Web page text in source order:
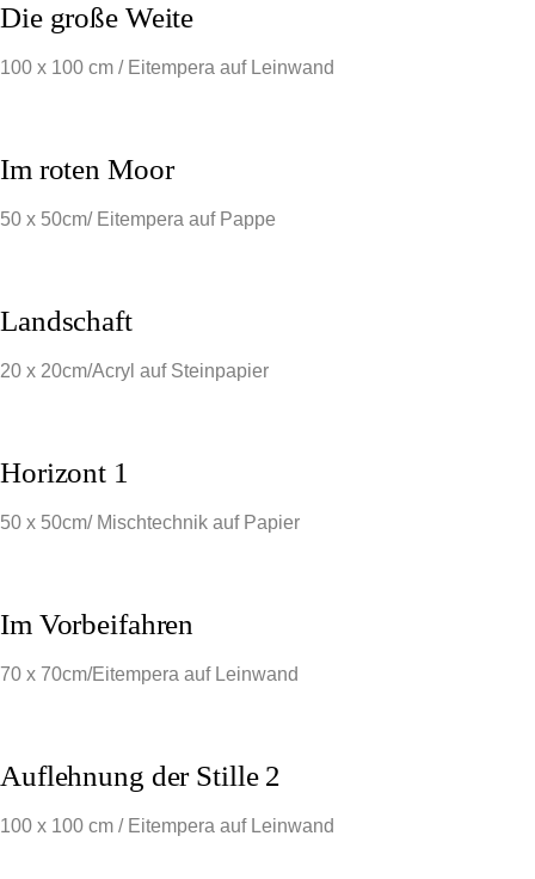
Die große Weite
100 x 100 cm / Eitempera auf Leinwand
Im roten Moor
50 x 50cm/ Eitempera auf Pappe
Landschaft
20 x 20cm/Acryl auf Steinpapier
Horizont 1
50 x 50cm/ Mischtechnik auf Papier
Im Vorbeifahren
70 x 70cm/Eitempera auf Leinwand
Auflehnung der Stille 2
100 x 100 cm / Eitempera auf Leinwand